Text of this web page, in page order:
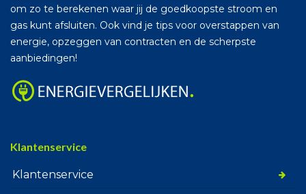
om zo te berekenen waar jij de goedkoopste stroom en
gas kunt afsluiten. Ook vind je tips voor overstappen van
energie, opzeggen van contracten en de scherpste
aanbiedingen!
Klantenservice
Klantenservice